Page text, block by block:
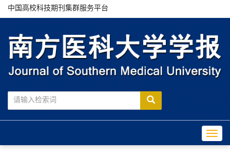
中国高校科技期刊集群服务平台